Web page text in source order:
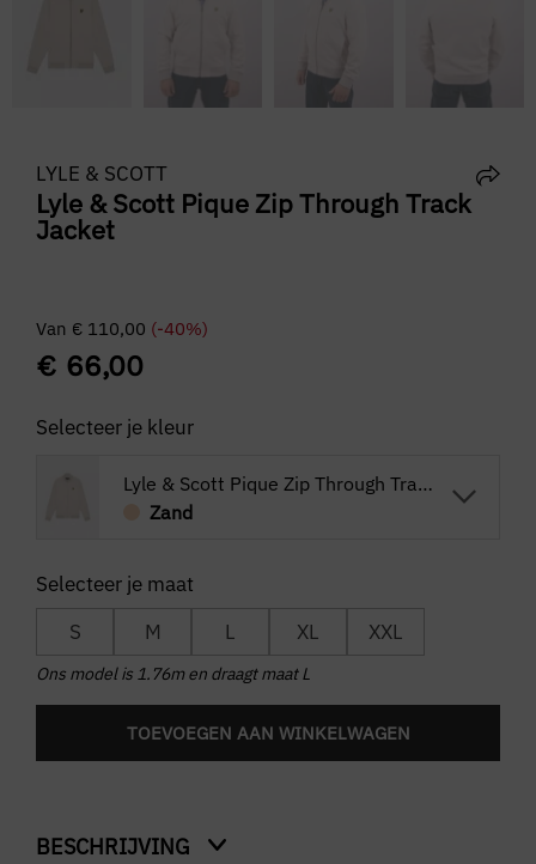
LYLE & SCOTT
Lyle & Scott Pique Zip Through Track
Jacket
Van € 110,00 (-40%)
€ 66,00
Selecteer je kleur
Lyle & Scott Pique Zip Through Track Jacket
Zand
S M L XL XXL
Ons model is 1.76m en draagt maat L
TOEVOEGEN AAN WINKELWAGEN
BESCHRIJVING